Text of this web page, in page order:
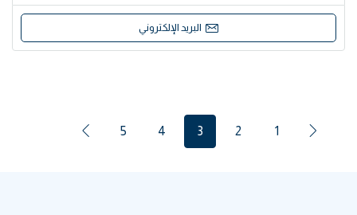
البريد الإلكتروني
1
2
3
4
5